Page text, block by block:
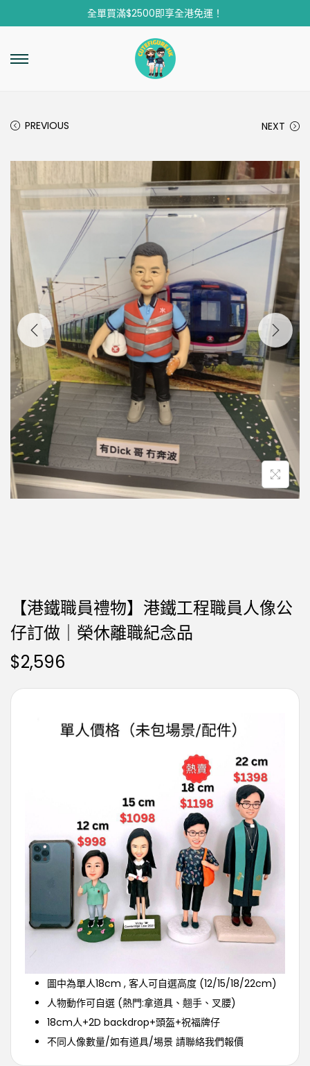
全單買滿$2500即享全港免運！
PREVIOUS NEXT
【港鐵職員禮物】港鐵工程職員人像公
仔訂做｜榮休離職紀念品
$2,596
圖中為單人18cm , 客人可自選高度 (12/15/18/22cm)
人物動作可自選 (熱門:拿道具、翹手、叉腰)
18cm人+2D backdrop+頭盔+祝福牌仔
不同人像數量/如有道具/埸景 請聯絡我們報價